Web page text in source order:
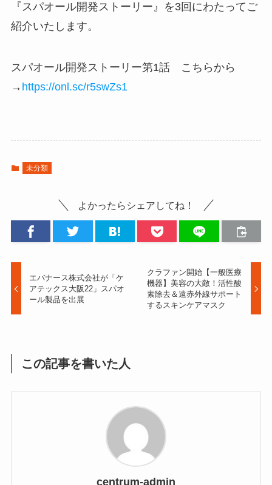
『スパオール開発ストーリー』を3回にわたってご
紹介いたします。
スパオール開発ストーリー第1話 こちらから
→ https://onl.sc/r5swZs1
未分類
よかったらシェアしてね！
エバナース株式会社が「ケ
アテックス大阪22」スパオ
ール製品を出展
クラファン開始【一般医療
機器】美容の大敵！活性酸
素除去＆遠赤外線サポート
するスキンケアマスク
この記事を書いた人
centrum-admin